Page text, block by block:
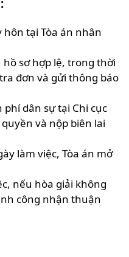
hôn tại Tòa án nhân
sơ hợp lệ, trong thời
đơn và gửi thông báo
dân sự tại Chi cục
và nộp biên lai
làm việc, Tòa án mở
nếu hòa giải không
công nhận thuận